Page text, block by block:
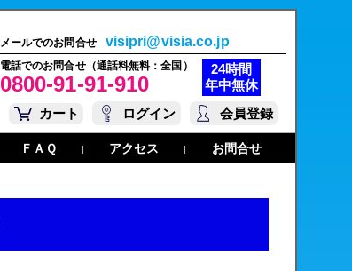
メールでのお問合せ visipri@visia.co.jp
電話でのお問合せ（通話料無料：全国）
0800-91-91-910
24時間
年中無休
カート
ログイン 会員登録
ＦＡＱ | アクセス | お問合せ